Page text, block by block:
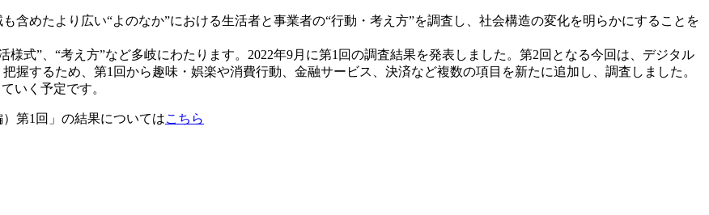
の
サ
イ
ト
含めたより広い“よのなか”における生活者と事業者の“行動・考え方”を調査し、社会構造の変化を明らかにすることを
様式”、“考え方”など多岐にわたります。2022年9月に第1回の調査結果を発表しました。第2回となる今回は、デジタル
握するため、第1回から趣味・娯楽や消費行動、金融サービス、決済など複数の項目を新たに追加し、調査しました。
いく予定です。
第1回」の結果についてはこちら